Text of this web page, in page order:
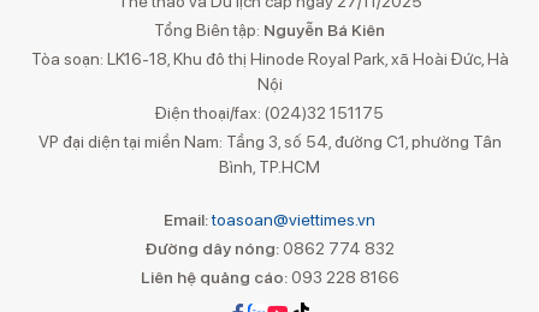
Tổng Biên tập: Nguyễn Bá Kiên
Tòa soạn: LK16-18, Khu đô thị Hinode Royal Park, xã Hoài Đức, Hà
Nội
Điện thoại/fax: (024)32 151175
VP đại diện tại miền Nam: Tầng 3, số 54, đường C1, phường Tân
Bình, TP.HCM
Email:toasoan@viettimes.vn
Đường dây nóng: 0862 774 832
Liên hệ quảng cáo:093 228 8166